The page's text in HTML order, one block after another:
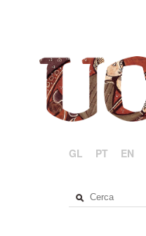
GL PT EN